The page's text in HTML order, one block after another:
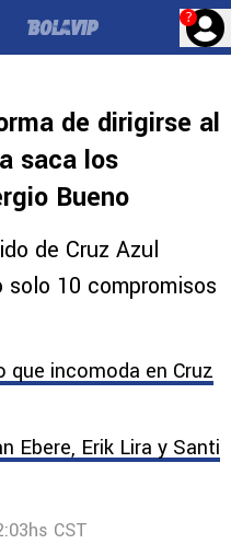
?
de dirigirse al
saca los
Bueno
de Cruz Azul
10 compromisos
que incomoda en Cruz
Ebere, Erik Lira y Santi
CST